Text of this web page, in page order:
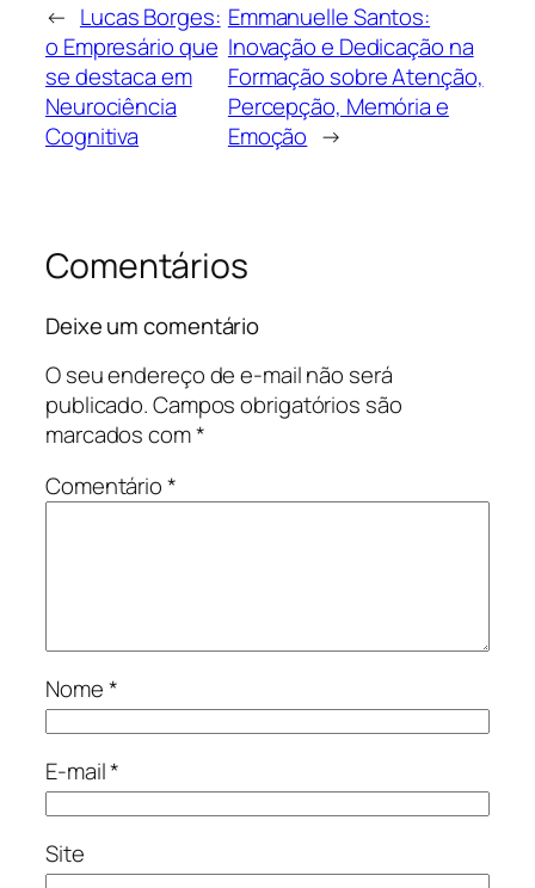
← Lucas Borges:
o Empresário que
se destaca em
Neurociência
Cognitiva
Emmanuelle Santos:
Inovação e Dedicação na
Formação sobre Atenção,
Percepção, Memória e
Emoção →
Comentários
Deixe um comentário
O seu endereço de e-mail não será
publicado.Campos obrigatórios são
marcados com*
Comentário*
Nome*
E-mail*
Site